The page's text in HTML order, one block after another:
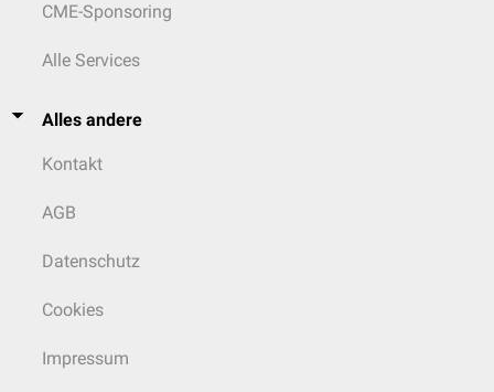
CME-Sponsoring
Alle Services
Alles andere
Kontakt
AGB
Datenschutz
Cookies
Impressum